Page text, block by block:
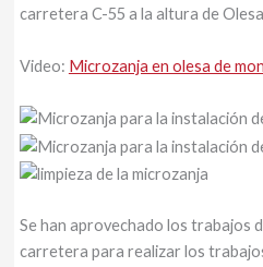
carretera C-55 a la altura de
Video: Microzanja en olesa de
Se han aprovechado los trabajos
carretera para realizar los